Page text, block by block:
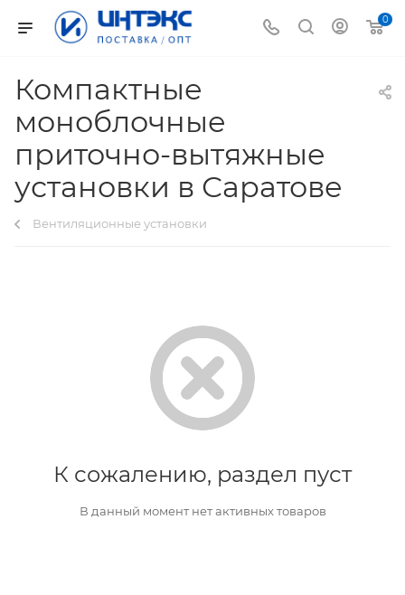
0
Компактные
моноблочные
приточно-вытяжные
установки в Саратове
Вентиляционные установки
К сожалению, раздел пуст
В данный момент нет активных товаров